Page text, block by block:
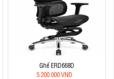
Ghế ERD668D
5.200.000 VNĐ